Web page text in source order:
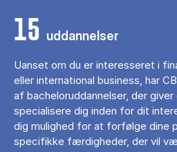
15 uddannelser
Uanset om du er interesseret i
eller international business, har
af bacheloruddannelser, der
specialisere dig inden for dit
dig mulighed for at forfølge dine
specifikke færdigheder, der vil